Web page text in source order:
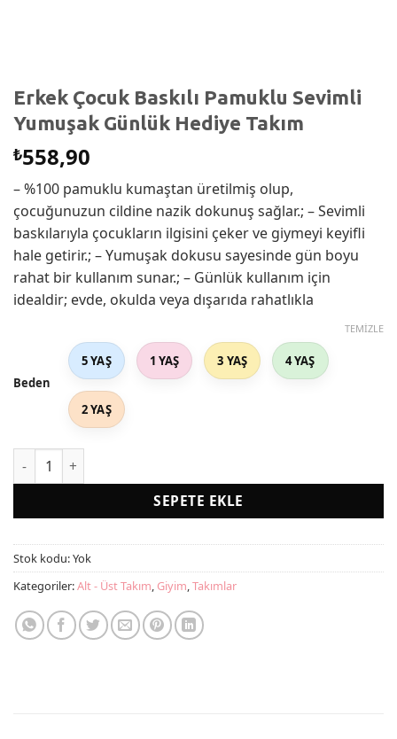
Erkek Çocuk Baskılı Pamuklu Sevimli
Yumuşak Günlük Hediye Takım
₺558,90
– %100 pamuklu kumaştan üretilmiş olup,
çocuğunuzun cildine nazik dokunuş sağlar.; – Sevimli
baskılarıyla çocukların ilgisini çeker ve giymeyi keyifli
hale getirir.; – Yumuşak dokusu sayesinde gün boyu
rahat bir kullanım sunar.; – Günlük kullanım için
idealdir; evde, okulda veya dışarıda rahatlıkla
Beden
5 YAŞ 1 YAŞ 3 YAŞ 4 YAŞ
2 YAŞ
TEMIZLE
Erkek Çocuk Baskılı Pamuklu Sevimli Yumuşak Günlük
SEPETE EKLE
Stok kodu:Yok
Kategoriler:Alt - Üst Takım, Giyim,Takımlar